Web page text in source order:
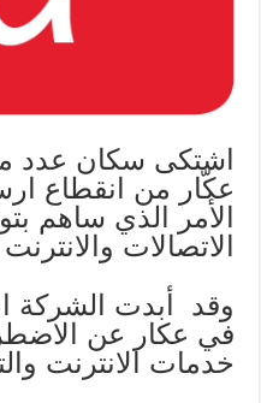
اشتكى سكان عدد
عكّار من انقطاع
الأمر الذي ساهم
الاتصالات
وقد أبدت الشركة
في عكار عن
خدمات الانترنت